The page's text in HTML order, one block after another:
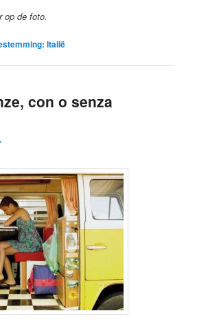
op de foto.
Italië
con o senza